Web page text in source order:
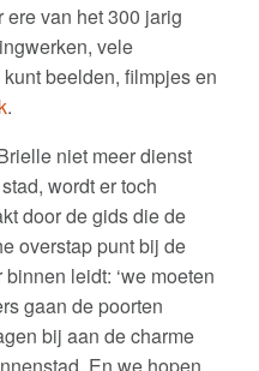
boogconstructie courtine
militair moderniseren
omwalling opgravingen
schootsveld schutterij
stadspoorten Steenen Baak
verdedingslinies verhalen
wandelen zichtveld
van het 300 jarig
vele
beelden, filmpjes en
.
niet meer dienst
wordt er toch
door de gids die de
overstap punt bij de
leidt: ‘we moeten
gaan de poorten
bij aan de charme
En we hopen